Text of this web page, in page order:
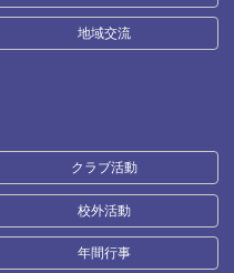
地域交流
クラブ活動
校外活動
年間行事